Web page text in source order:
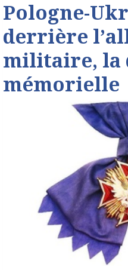
Pologne-
derrière
militaire, la
mémorielle